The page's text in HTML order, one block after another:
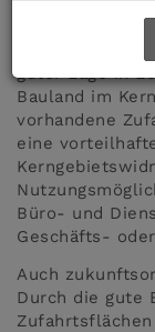
Grundstück
guter Lage in
Bauland im
vorhandene
eine
Büro- und
Geschäfts-
Auch
Durch die gute